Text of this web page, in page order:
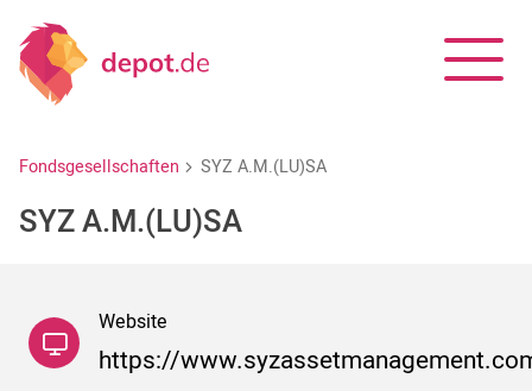
Fondsgesellschaften SYZ A.M.(LU)SA
SYZ A.M.(LU)SA
Website
https://